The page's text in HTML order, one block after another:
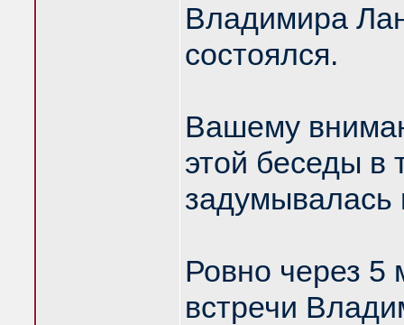
Владимира
состоялся.
Вашему
этой беседы в
задумывалась
Ровно через 5
встречи